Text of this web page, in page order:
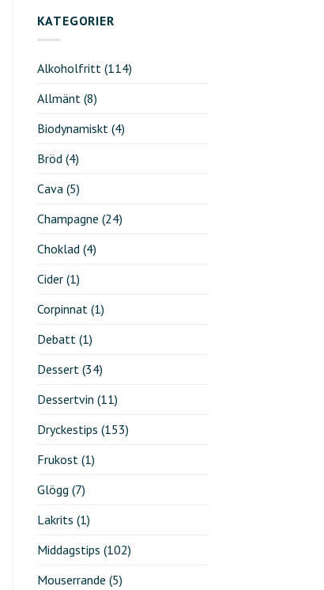
KATEGORIER
Alkoholfritt(114)
Allmänt(8)
Biodynamiskt(4)
Bröd(4)
Cava(5)
Champagne (24)
Choklad(4)
Cider(1)
Corpinnat(1)
Debatt(1)
Dessert(34)
Dessertvin (11)
Dryckestips (153)
Frukost(1)
Glögg (7)
Lakrits (1)
Middagstips (102)
Mouserrande (5)